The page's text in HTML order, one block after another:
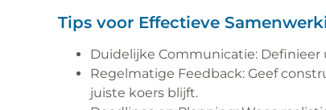
Tips voor Effectieve
Duidelijke Communicatie:
Regelmatige Feedback: Geef
juiste koers blijft.